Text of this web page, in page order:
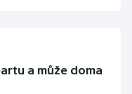
a může doma